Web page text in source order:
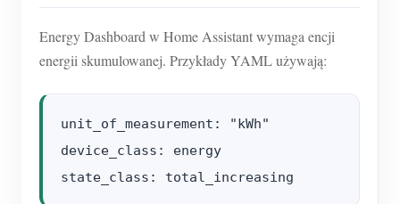
Energy Dashboard w Home Assistant wymaga encji
energii skumulowanej. Przykłady YAML używają:
unit_of_measurement: "kWh"
device_class: energy